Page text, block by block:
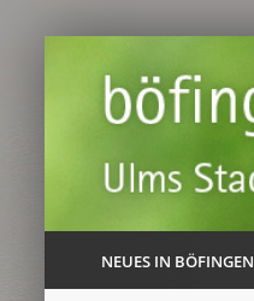
NEUES IN BÖFINGEN